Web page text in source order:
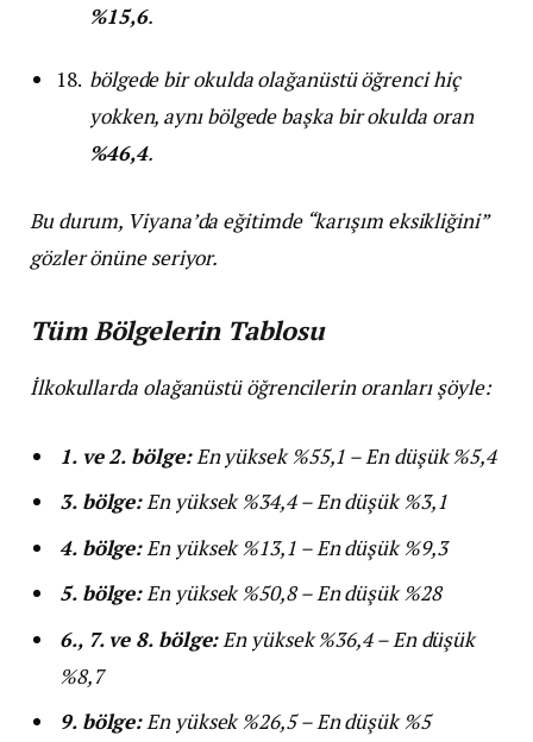
%15,6.
bölgede bir okulda olağanüstü öğrenci hiç
yokken, aynı bölgede başka bir okulda oran
%46,4.
Bu durum, Viyana’da eğitimde “karışım eksikliğini”
gözler önüne seriyor.
Tüm Bölgelerin Tablosu
İlkokullarda olağanüstü öğrencilerin oranları şöyle:
1. ve 2. bölge:En yüksek %55,1 – En düşük %5,4
3. bölge:En yüksek %34,4 – En düşük %3,1
4. bölge:En yüksek %13,1 – En düşük %9,3
5. bölge:En yüksek %50,8 – En düşük %28
6., 7. ve 8. bölge:En yüksek %36,4 – En düşük
%8,7
9. bölge:En yüksek %26,5 – En düşük %5